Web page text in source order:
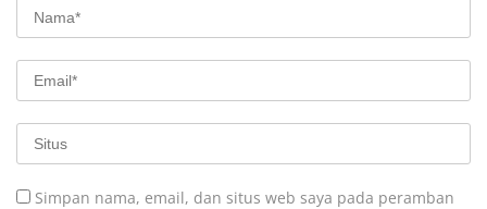
Simpan nama, email, dan situs web saya pada peramban